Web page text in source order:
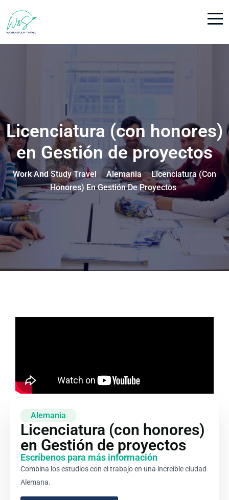
Licenciatura (con honores)
en Gestión de proyectos
Work And Study Travel > Alemania >Licenciatura (con
Honores) En Gestión De Proyectos
Alemania
Licenciatura (con honores)
en Gestión de proyectos
Escríbenos para más información
Combina los estudios con el trabajo en una increíble ciudad
Alemana.